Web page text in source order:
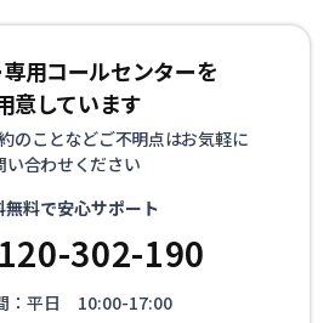
用コールセンターを
意しています
のことなどご不明点はお気軽に
い合わせください
無料で安心サポート
302-190
：平日 10:00-17:00